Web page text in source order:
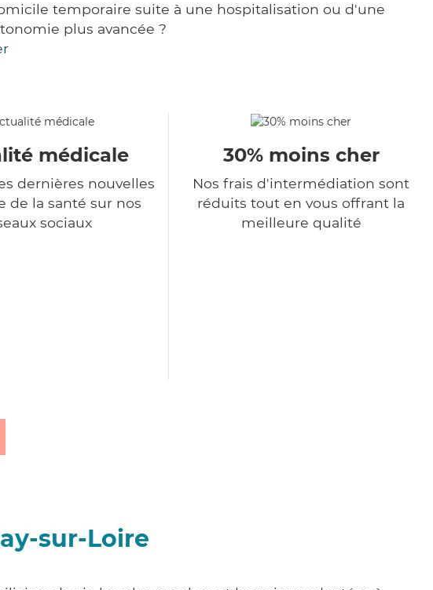
temporaire suite à une hospitalisation ou d'une
plus avancée ?
médicale
dernières nouvelles
de la santé sur nos
sociaux
30% moins cher
Nos frais d'intermédiation sont
réduits tout en vous offrant la
meilleure qualité
sur-Loire